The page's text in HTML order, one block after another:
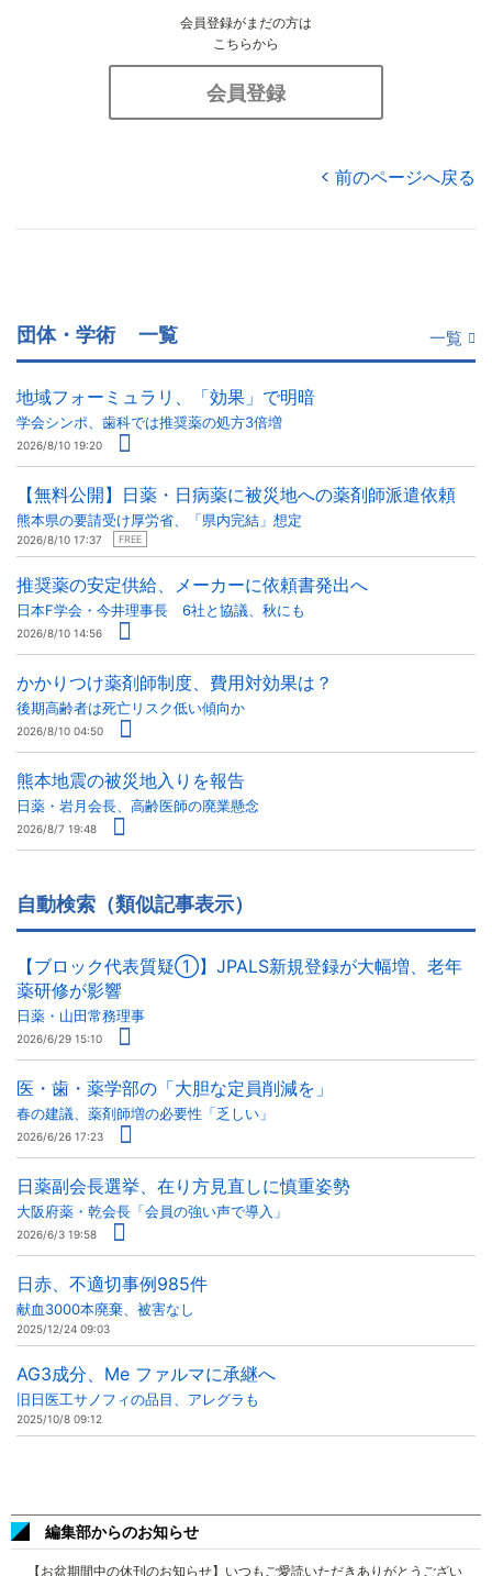
会員登録がまだの方は
こちらから
会員登録
前のページへ戻る
団体・学術 一覧 一覧
地域フォーミュラリ、「効果」で明暗
学会シンポ、歯科では推奨薬の処方3倍増
2026/8/10 19:20
【無料公開】日薬・日病薬に被災地への薬剤師派遣依頼
熊本県の要請受け厚労省、「県内完結」想定
2026/8/10 17:37 FREE
推奨薬の安定供給、メーカーに依頼書発出へ
日本F学会・今井理事長 6社と協議、秋にも
2026/8/10 14:56
かかりつけ薬剤師制度、費用対効果は？
後期高齢者は死亡リスク低い傾向か
2026/8/10 04:50
熊本地震の被災地入りを報告
日薬・岩月会長、高齢医師の廃業懸念
2026/8/7 19:48
自動検索（類似記事表示）
【ブロック代表質疑①】JPALS新規登録が大幅増、老年
薬研修が影響
日薬・山田常務理事
2026/6/29 15:10
医・歯・薬学部の「大胆な定員削減を」
春の建議、薬剤師増の必要性「乏しい」
2026/6/26 17:23
日薬副会長選挙、在り方見直しに慎重姿勢
大阪府薬・乾会長「会員の強い声で導入」
2026/6/3 19:58
日赤、不適切事例985件
献血3000本廃棄、被害なし
2025/12/24 09:03
AG3成分、Me ファルマに承継へ
旧日医工サノフィの品目、アレグラも
2025/10/8 09:12
編集部からのお知らせ
【お盆期間中の休刊のお知らせ】いつもご愛読いただきありがとうござい